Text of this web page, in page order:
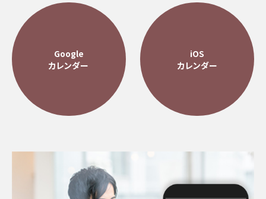
Google
カレンダー
iOS
カレンダー